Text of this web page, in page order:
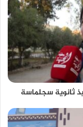
ثانوية سجلماسة